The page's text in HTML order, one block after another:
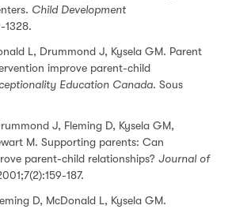
Child Development
1328.
L, Drummond J, Kysela GM. Parent
improve parent-child
Education Canada. Sous
J, Fleming D, Kysela GM,
M. Supporting parents: Can
parent-child relationships? Journal of
187.
D, McDonald L, Kysela GM.